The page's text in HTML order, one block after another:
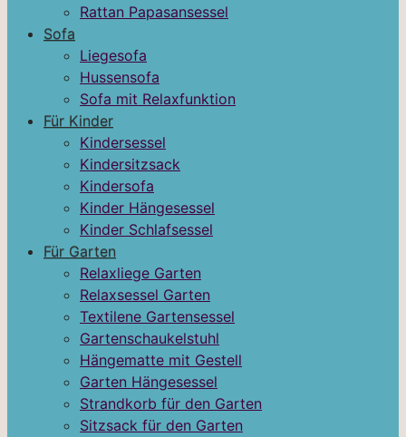
Rattan Papasansessel
Sofa
Liegesofa
Hussensofa
Sofa mit Relaxfunktion
Für Kinder
Kindersessel
Kindersitzsack
Kindersofa
Kinder Hängesessel
Kinder Schlafsessel
Für Garten
Relaxliege Garten
Relaxsessel Garten
Textilene Gartensessel
Gartenschaukelstuhl
Hängematte mit Gestell
Garten Hängesessel
Strandkorb für den Garten
Sitzsack für den Garten